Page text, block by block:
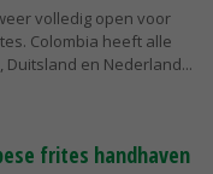
volledig open voor
Colombia heeft alle
en Nederland...
frites handhaven